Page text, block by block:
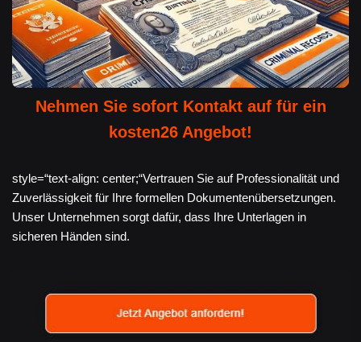
Nehmen Sie sofort Kontakt auf für ein
kosten26 Angebot!
style=“text-align: center;“Vertrauen Sie auf Professionalität und
Zuverlässigkeit für Ihre formellen Dokumentenübersetzungen.
Unser Unternehmen sorgt dafür, dass Ihre Unterlagen in
sicheren Händen sind.